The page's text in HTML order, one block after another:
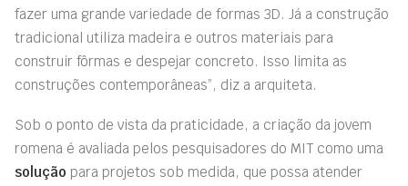
fazer uma grande variedade de formas 3D. Já a construção
tradicional utiliza madeira e outros materiais para
construir fôrmas e despejar concreto. Isso limita as
construções contemporâneas”, diz a arquiteta.
Sob o ponto de vista da praticidade, a criação da jovem
romena é avaliada pelos pesquisadores do MIT como uma
solução para projetos sob medida, que possa atender